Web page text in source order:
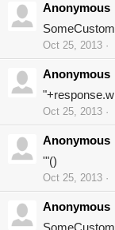
Anonymous
Oct 25, 2013
Anonymous
Oct 25, 2013
Anonymous
'"()
Oct 25, 2013
Anonymous